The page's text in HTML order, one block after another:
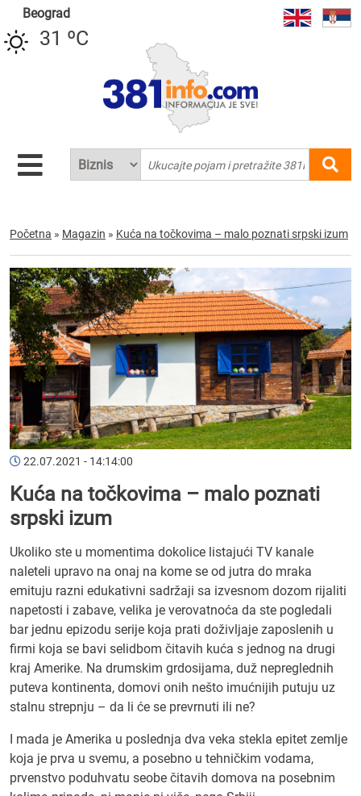
Beograd
31 ºC
Početna » Magazin » Kuća na točkovima – malo poznati srpski izum
22.07.2021 - 14:14:00
Kuća na točkovima – malo poznati
srpski izum
Ukoliko ste u momentima dokolice listajući TV kanale
naleteli upravo na onaj na kome se od jutra do mraka
emituju razni edukativni sadržaji sa izvesnom dozom rijaliti
napetosti i zabave, velika je verovatnoća da ste pogledali
bar jednu epizodu serije koja prati doživljaje zaposlenih u
firmi koja se bavi selidbom čitavih kuća s jednog na drugi
kraj Amerike. Na drumskim grdosijama, duž nepreglednih
puteva kontinenta, domovi onih nešto imućnijih putuju uz
stalnu strepnju – da li će se prevrnuti ili ne?
I mada je Amerika u poslednja dva veka stekla epitet zemlje
koja je prva u svemu, a posebno u tehničkim vodama,
prvenstvo poduhvatu seobe čitavih domova na posebnim